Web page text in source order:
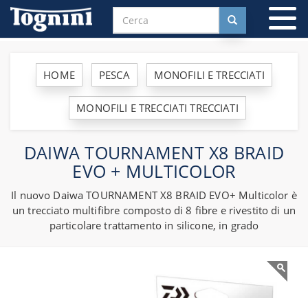
HOME PESCA MONOFILI E TRECCIATI
MONOFILI E TRECCIATI TRECCIATI
DAIWA TOURNAMENT X8 BRAID
EVO + MULTICOLOR
Il nuovo Daiwa TOURNAMENT X8 BRAID EVO+ Multicolor è
un trecciato multifibre composto di 8 fibre e rivestito di un
particolare trattamento in silicone, in grado